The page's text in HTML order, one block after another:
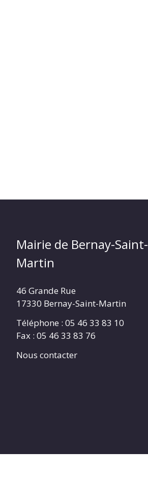
Mairie de Bernay-Saint-
Martin
46 Grande Rue
17330 Bernay-Saint-Martin
Téléphone : 05 46 33 83 10
Fax : 05 46 33 83 76
Nous contacter